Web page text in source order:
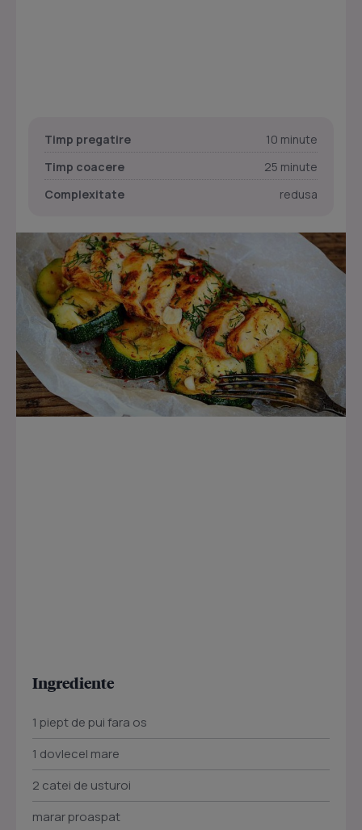
Timp pregatire
10 minute
Timp coacere
25 minute
Complexitate
redusa
Ingrediente
1 piept de pui fara os
1 dovlecel mare
2 catei de usturoi
marar proaspat